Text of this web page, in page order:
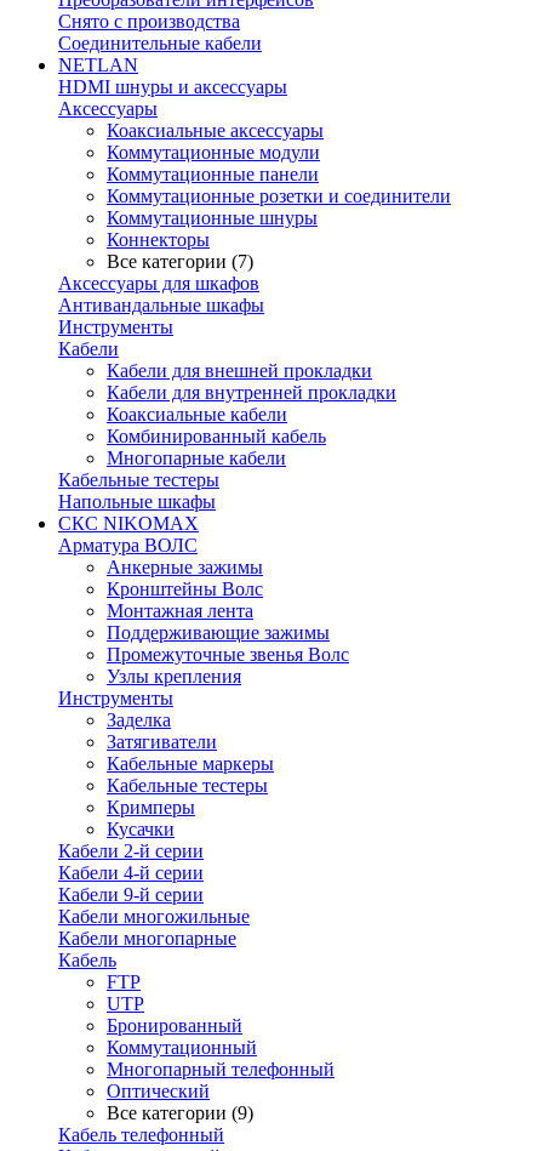
Снято с производства
Соединительные кабели
NETLAN
HDMI шнуры и аксессуары
Аксессуары
Коаксиальные аксессуары
Коммутационные модули
Коммутационные панели
Коммутационные розетки и соединители
Коммутационные шнуры
Коннекторы
Все категории (7)
Аксессуары для шкафов
Антивандальные шкафы
Инструменты
Кабели
Кабели для внешней прокладки
Кабели для внутренней прокладки
Коаксиальные кабели
Комбинированный кабель
Многопарные кабели
Кабельные тестеры
Напольные шкафы
СКС NIKOMAX
Арматура ВОЛС
Анкерные зажимы
Кронштейны Волс
Монтажная лента
Поддерживающие зажимы
Промежуточные звенья Волс
Узлы крепления
Инструменты
Заделка
Затягиватели
Кабельные маркеры
Кабельные тестеры
Кримперы
Кусачки
Кабели 2-й серии
Кабели 4-й серии
Кабели 9-й серии
Кабели многожильные
Кабели многопарные
Кабель
FTP
UTP
Бронированный
Коммутационный
Многопарный телефонный
Оптический
Все категории (9)
Кабель телефонный